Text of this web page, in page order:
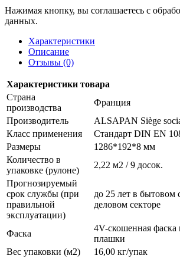
Нажимая кнопку, вы соглашаетесь с
данных.
Характеристики
Описание
Отзывы (0)
Характеристики товара
Страна
производства
Франция
Производитель
ALSAPAN Siège
Класс применения
Стандарт DIN EN
Размеры
1286*192*8 мм
Количество в
упаковке (рулоне)
2,22 м2 / 9 досок.
Прогнозируемый
срок службы (при
правильной
эксплуатации)
до 25 лет в бытовом
деловом секторе
Фаска
4V-скошенная фаска
плашки
Вес упаковки (м2)
16,00 кг/упак